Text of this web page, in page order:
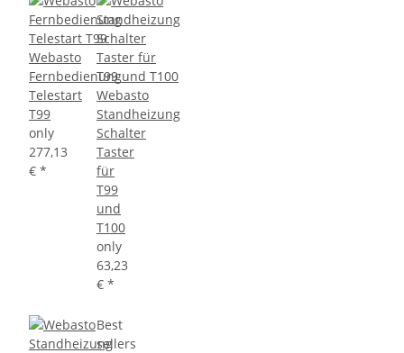
Webasto
Fernbedienung
Telestart
T99
only
277,13
€ *
Webasto
Standheizung
Schalter
Taster
für
T99
und
T100
only
63,23
€ *
Best
sellers